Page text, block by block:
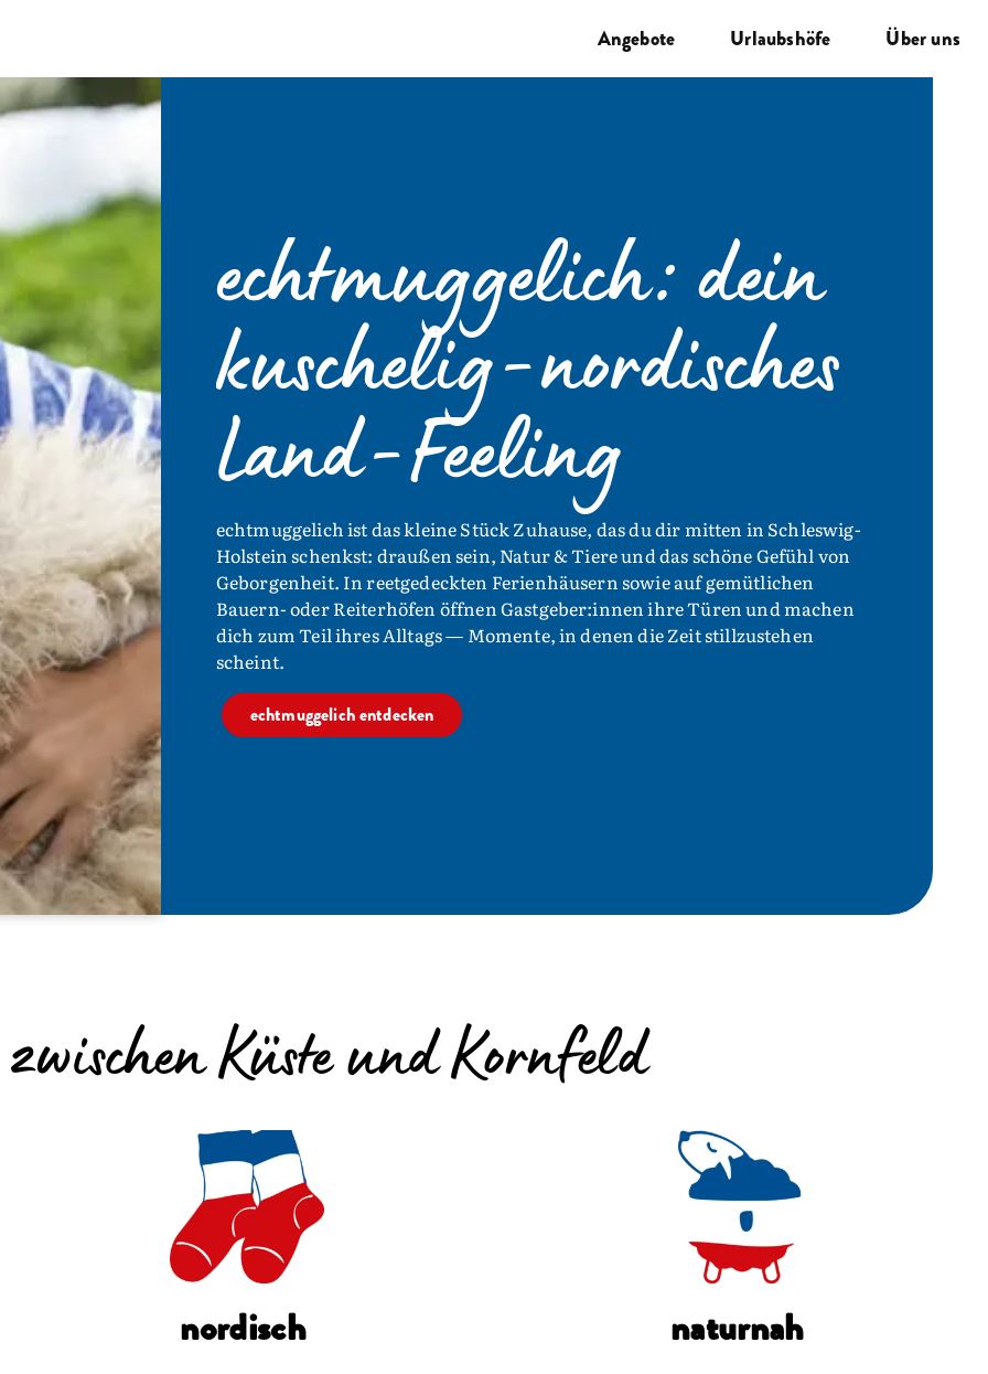
Angebote Urlaubshöfe Über uns
echtmuggelich: dein
kuschelig-nordisches
Land-Feeling
echtmuggelich ist das kleine Stück Zuhause, das du dir mitten in Schleswig-
Holstein schenkst: draußen sein, Natur & Tiere und das schöne Gefühl von
Geborgenheit. In reetgedeckten Ferienhäusern sowie auf gemütlichen
Bauern- oder Reiterhöfen öffnen Gastgeber:innen ihre Türen und machen
dich zum Teil ihres Alltags — Momente, in denen die Zeit stillzustehen
scheint.
echtmuggelich entdecken
Küste und Kornfeld
nordisch naturnah